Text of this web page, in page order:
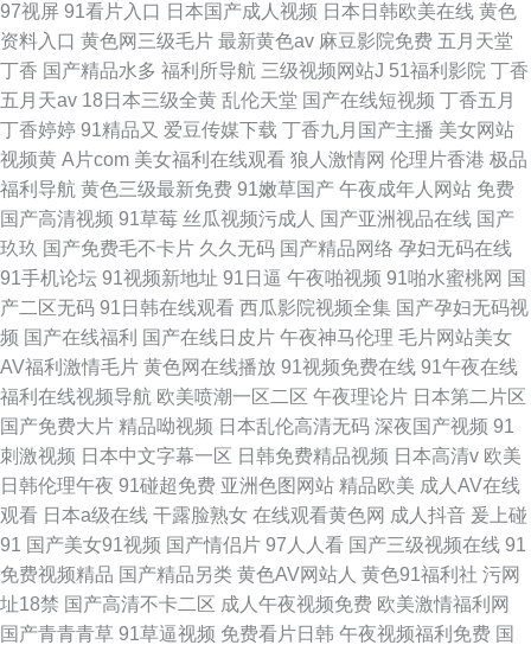
97视屏 91看片入口 日本国产成人视频 日本日韩欧美在线 黄色
资料入口 黄色网三级毛片 最新黄色av 麻豆影院免费 五月天堂
丁香 国产精品水多 福利所导航 三级视频网站J 51福利影院 丁香
五月天av 18日本三级全黄 乱伦天堂 国产在线短视频 丁香五月
丁香婷婷 91精品又 爱豆传媒下载 丁香九月国产主播 美女网站
视频黄 A片com 美女福利在线观看 狼人激情网 伦理片香港 极品
福利导航 黄色三级最新免费 91嫩草国产 午夜成年人网站 免费
国产高清视频 91草莓 丝瓜视频污成人 国产亚洲视品在线 国产
玖玖 国产免费毛不卡片 久久无码 国产精品网络 孕妇无码在线
91手机论坛 91视频新地址 91日逼 午夜啪视频 91啪水蜜桃网 国
产二区无码 91日韩在线观看 西瓜影院视频全集 国产孕妇无码视
频 国产在线福利 国产在线日皮片 午夜神马伦理 毛片网站美女
AV福利激情毛片 黄色网在线播放 91视频免费在线 91午夜在线
福利在线视频导航 欧美喷潮一区二区 午夜理论片 日本第二片区
国产免费大片 精品呦视频 日本乱伦高清无码 深夜国产视频 91
刺激视频 日本中文字幕一区 日韩免费精品视频 日本高清v 欧美
日韩伦理午夜 91碰超免费 亚洲色图网站 精品欧美 成人AV在线
观看 日本a级在线 干露脸熟女 在线观看黄色网 成人抖音 爰上碰
91 国产美女91视频 国产情侣片 97人人看 国产三级视频在线 91
免费视频精品 国产精品另类 黄色AV网站人 黄色91福利社 污网
址18禁 国产高清不卡二区 成人午夜视频免费 欧美激情福利网
国产青青青草 91草逼视频 免费看片日韩 午夜视频福利免费 国